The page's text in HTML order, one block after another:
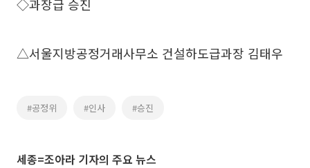
◇과장급 승진
△서울지방공정거래사무소 건설하도급과장 김태우
#공정위 #인사 #승진
세종=조아라 기자의 주요 뉴스